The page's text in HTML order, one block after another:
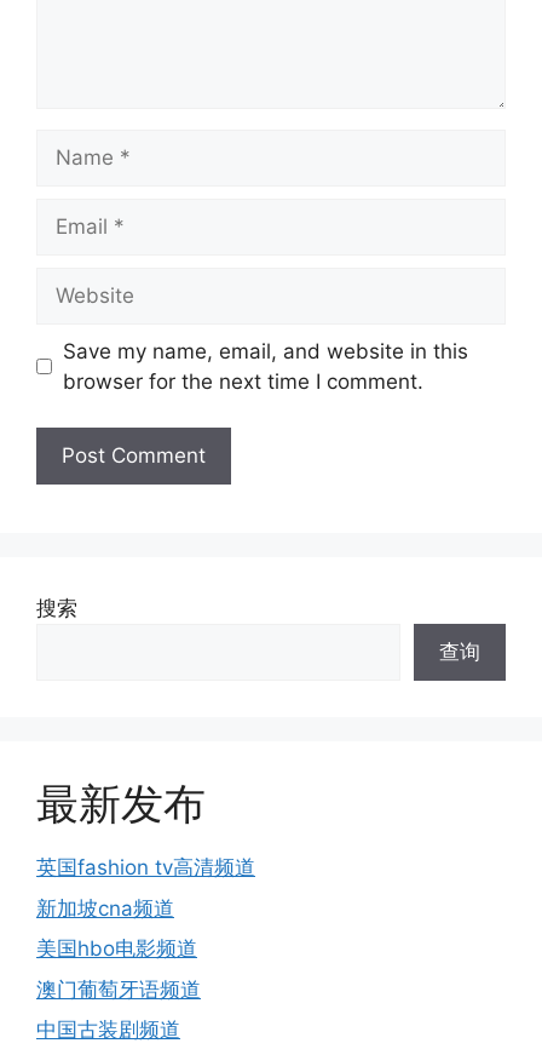
Save my name, email, and website in this
browser for the next time I comment.
搜索
查询
最新发布
英国fashion tv高清频道
新加坡cna频道
美国hbo电影频道
澳门葡萄牙语频道
中国古装剧频道